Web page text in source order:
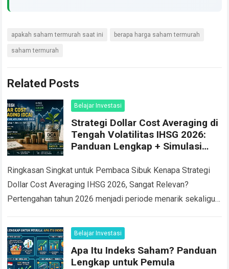
apakah saham termurah saat ini berapa harga saham termurah
saham termurah
Related Posts
Belajar Investasi
Strategi Dollar Cost Averaging di
Tengah Volatilitas IHSG 2026:
Panduan Lengkap + Simulasi
Ringkasan Singkat untuk Pembaca Sibuk Kenapa Strategi
Dollar Cost Averaging IHSG 2026, Sangat Relevan?
Pertengahan tahun 2026 menjadi periode menarik sekaligus
2026,…Read more
Belajar Investasi
Apa Itu Indeks Saham? Panduan
Lengkap untuk Pemula